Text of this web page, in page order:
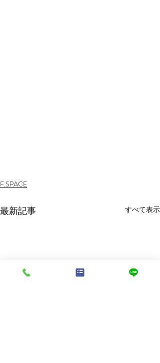
F.SPACE
最新記事 すべて表示